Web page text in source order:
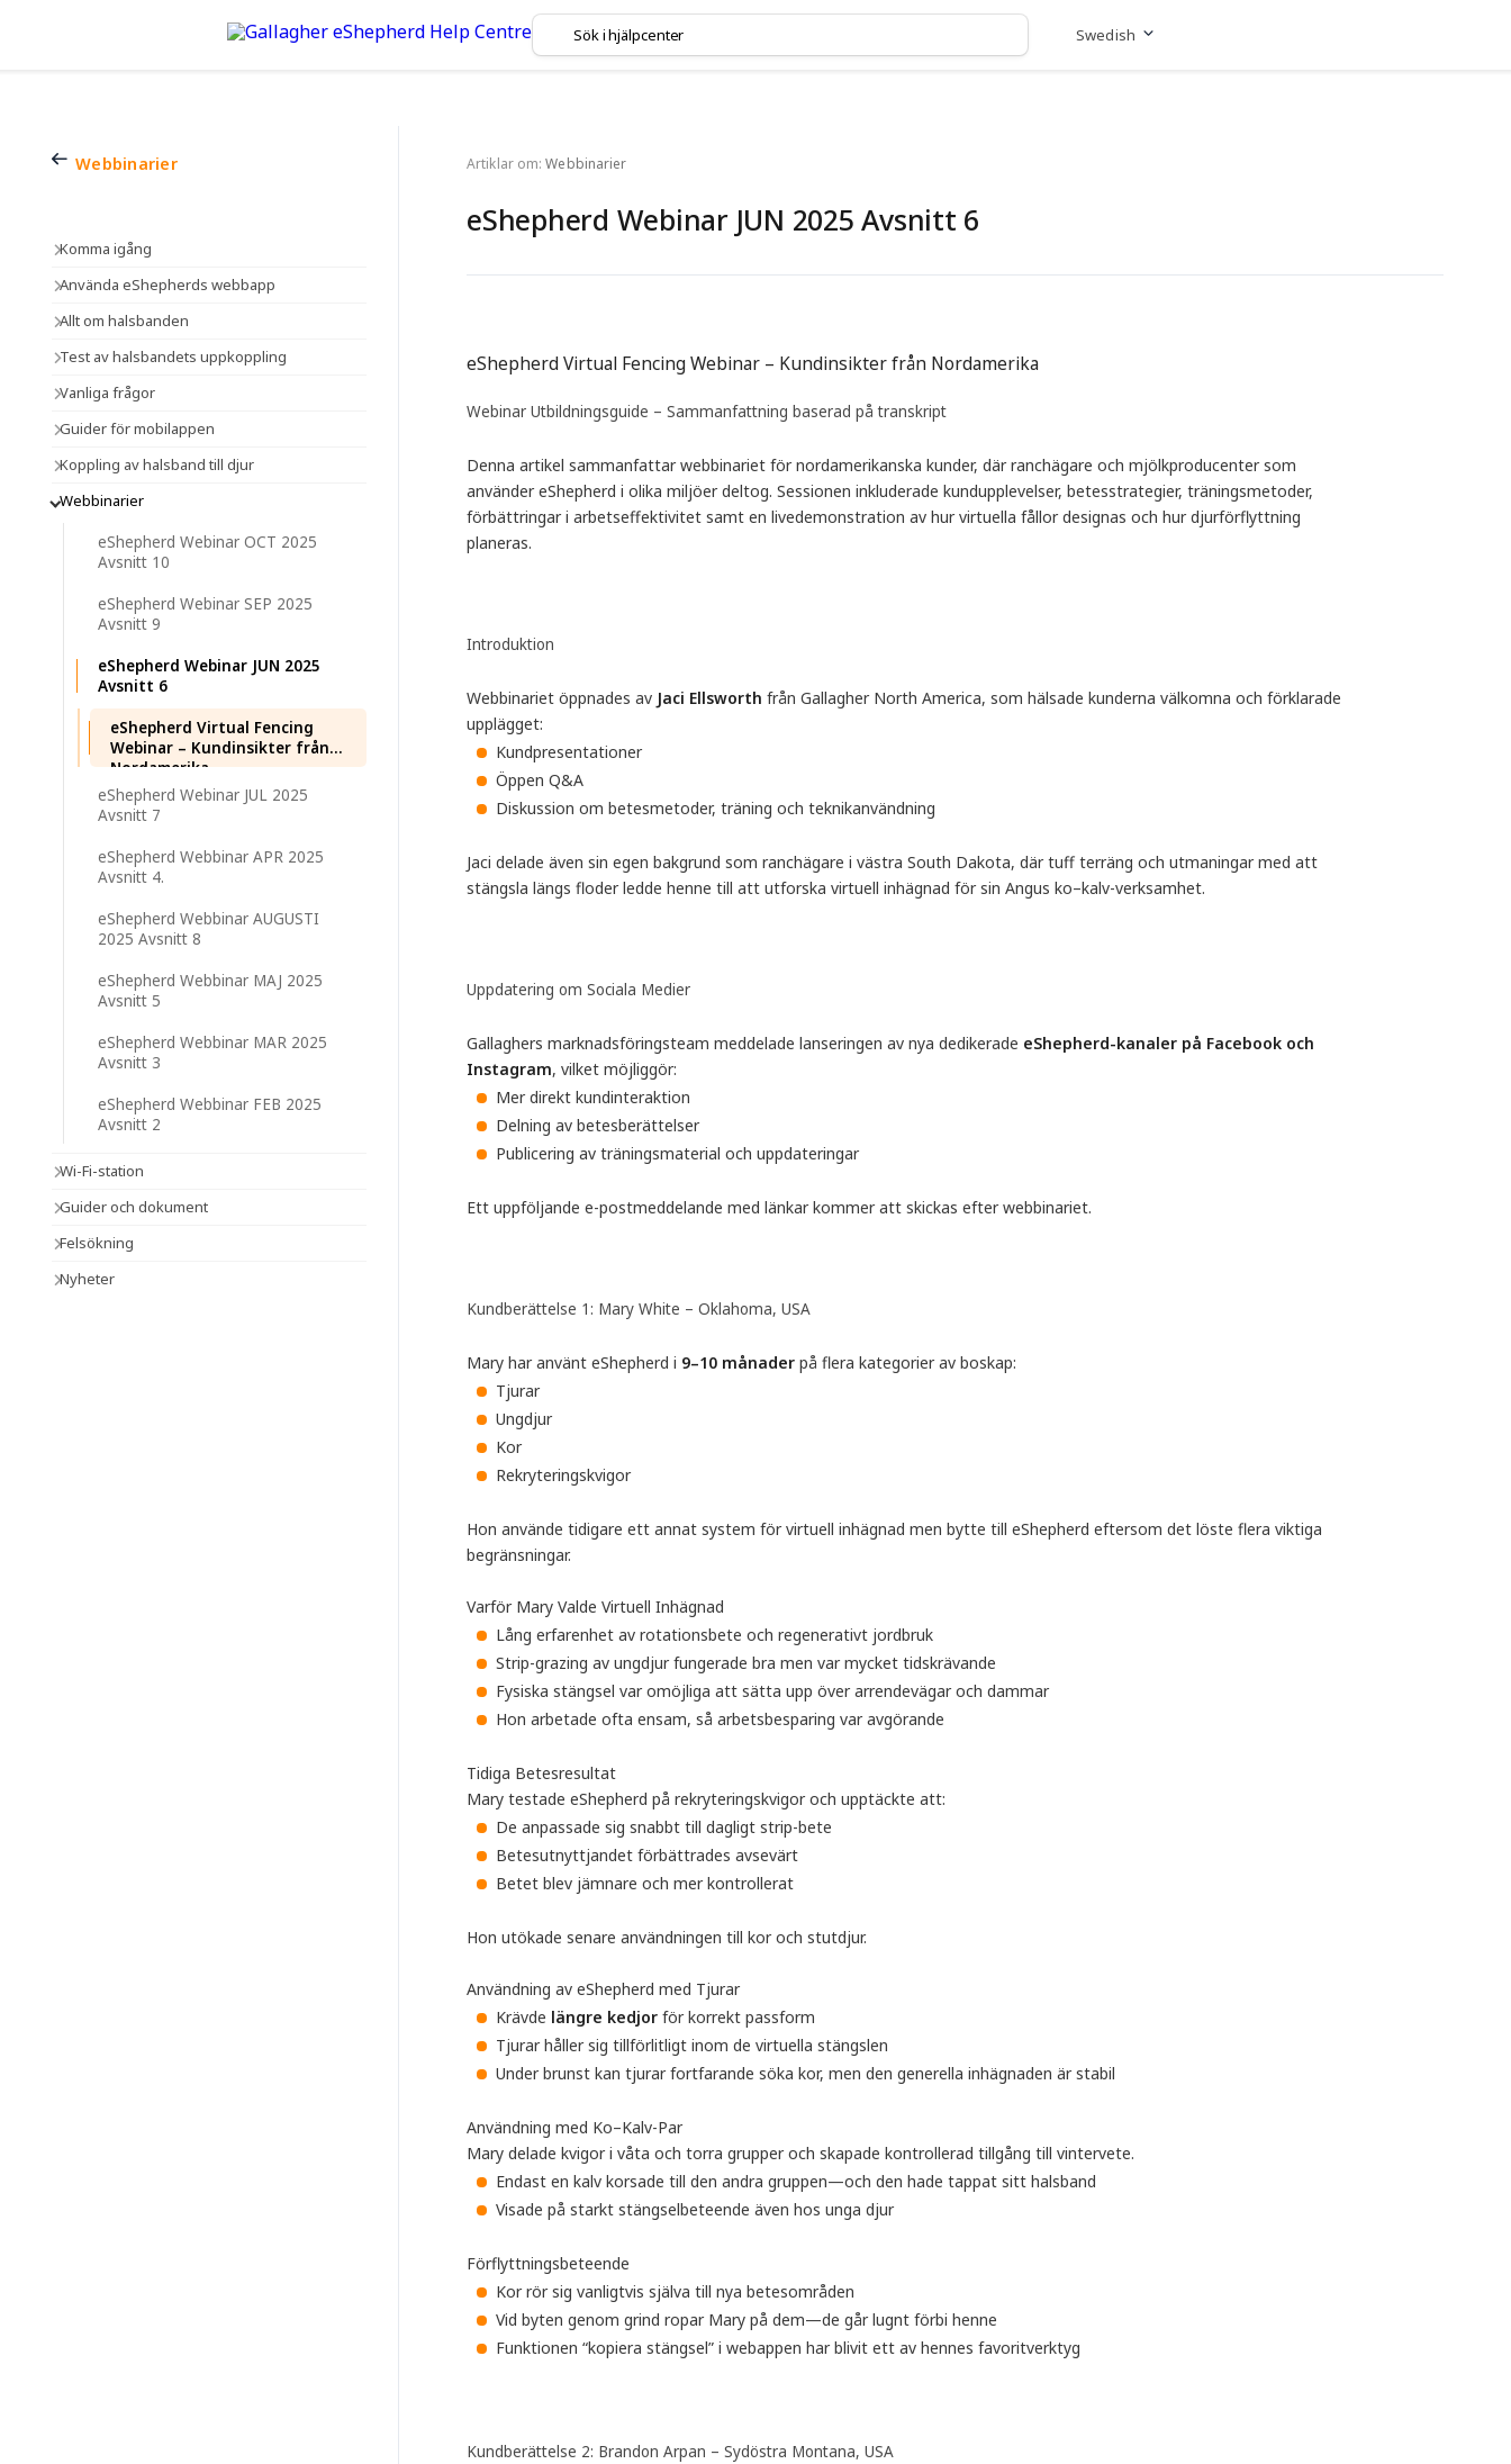
Swedish
Webbinarier
Komma igång
Använda eShepherds webbapp
Allt om halsbanden
Test av halsbandets uppkoppling
Vanliga frågor
Guider för mobilappen
Koppling av halsband till djur
Webbinarier
eShepherd Webinar OCT 2025
Avsnitt 10
eShepherd Webinar SEP 2025
Avsnitt 9
eShepherd Webinar JUN 2025
Avsnitt 6
eShepherd Virtual Fencing
Webinar – Kundinsikter från
Nordamerika
eShepherd Webinar JUL 2025
Avsnitt 7
eShepherd Webbinar APR 2025
Avsnitt 4.
eShepherd Webbinar AUGUSTI
2025 Avsnitt 8
eShepherd Webbinar MAJ 2025
Avsnitt 5
eShepherd Webbinar MAR 2025
Avsnitt 3
eShepherd Webbinar FEB 2025
Avsnitt 2
Wi-Fi-station
Guider och dokument
Felsökning
Nyheter
Artiklar om: Webbinarier
eShepherd Webinar JUN 2025 Avsnitt 6
eShepherd Virtual Fencing Webinar – Kundinsikter från Nordamerika
Webinar Utbildningsguide – Sammanfattning baserad på transkript
Denna artikel sammanfattar webbinariet för nordamerikanska kunder, där ranchägare och mjölkproducenter som
använder eShepherd i olika miljöer deltog. Sessionen inkluderade kundupplevelser, betesstrategier, träningsmetoder,
förbättringar i arbets­effektivitet samt en livedemonstration av hur virtuella fållor designas och hur djurförflyttning
planeras.
Introduktion
Webbinariet öppnades av Jaci Ellsworth från Gallagher North America, som hälsade kunderna välkomna och förklarade
upplägget:
Kundpresentationer
Öppen Q&A
Diskussion om betesmetoder, träning och teknikanvändning
Jaci delade även sin egen bakgrund som ranchägare i västra South Dakota, där tuff terräng och utmaningar med att
stängsla längs floder ledde henne till att utforska virtuell inhägnad för sin Angus ko–kalv-verksamhet.
Uppdatering om Sociala Medier
Gallaghers marknadsföringsteam meddelade lanseringen av nya dedikerade eShepherd-kanaler på Facebook och
Instagram, vilket möjliggör:
Mer direkt kundinteraktion
Delning av betesberättelser
Publicering av träningsmaterial och uppdateringar
Ett uppföljande e-postmeddelande med länkar kommer att skickas efter webbinariet.
Kundberättelse 1: Mary White – Oklahoma, USA
Mary har använt eShepherd i 9–10 månader på flera kategorier av boskap:
Tjurar
Ungdjur
Kor
Rekryteringskvigor
Hon använde tidigare ett annat system för virtuell inhägnad men bytte till eShepherd eftersom det löste flera viktiga
begränsningar.
Varför Mary Valde Virtuell Inhägnad
Lång erfarenhet av rotationsbete och regenerativt jordbruk
Strip-grazing av ungdjur fungerade bra men var mycket tidskrävande
Fysiska stängsel var omöjliga att sätta upp över arrendevägar och dammar
Hon arbetade ofta ensam, så arbetsbesparing var avgörande
Tidiga Betesresultat
Mary testade eShepherd på rekryteringskvigor och upptäckte att:
De anpassade sig snabbt till dagligt strip-bete
Betesutnyttjandet förbättrades avsevärt
Betet blev jämnare och mer kontrollerat
Hon utökade senare användningen till kor och stutdjur.
Användning av eShepherd med Tjurar
Krävde längre kedjor för korrekt passform
Tjurar håller sig tillförlitligt inom de virtuella stängslen
Under brunst kan tjurar fortfarande söka kor, men den generella inhägnaden är stabil
Användning med Ko–Kalv-Par
Mary delade kvigor i våta och torra grupper och skapade kontrollerad tillgång till vintervete.
Endast en kalv korsade till den andra gruppen—och den hade tappat sitt halsband
Visade på starkt stängselbeteende även hos unga djur
Förflyttningsbeteende
Kor rör sig vanligtvis själva till nya betesområden
Vid byten genom grind ropar Mary på dem—de går lugnt förbi henne
Funktionen “kopiera stängsel” i webappen har blivit ett av hennes favoritverktyg
Kundberättelse 2: Brandon Arpan – Sydöstra Montana, USA